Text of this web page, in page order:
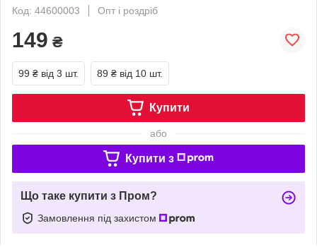
Код: 44600003
Опт і роздріб
149 ₴
99 ₴ від 3 шт. 89 ₴ від 10 шт.
Купити
або
Купити з
Що таке купити з Пром?
Замовлення під захистом